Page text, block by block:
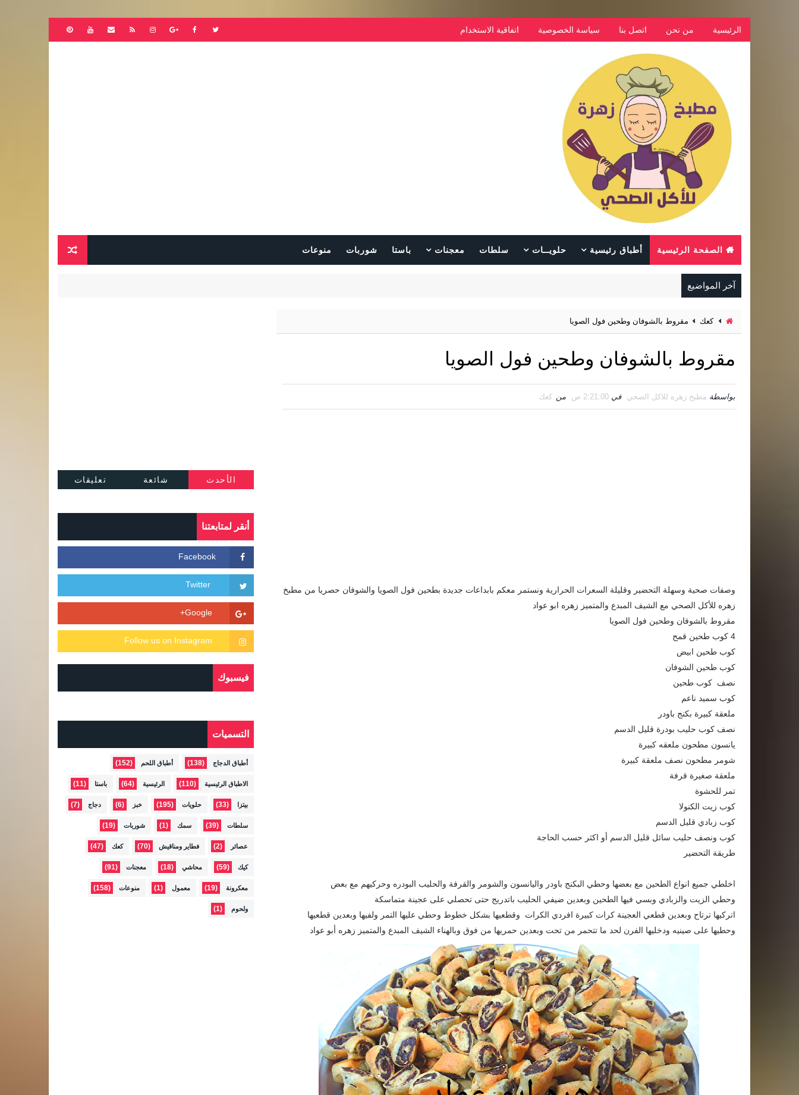
الرئيسية من نحن اتصل بنا سياسة الخصوصية اتفاقية الاستخدام
الصفحة الرئيسية أطباق رئيسية حلويــات سلطات معجنات باستا شوربات منوعات
آخر المواضيع
كعك مقروط بالشوفان وطحين فول الصويا
مقروط بالشوفان وطحين فول الصويا
بواسطة مطبخ زهره للاكل الصحي في 2:21:00 ص من كعك
وصفات صحية وسهلة التحضير وقليلة السعرات الحرارية ونستمر معكم بابداعات جديدة بطحين فول الصويا والشوفان حصريا من مطبخ
زهره للأكل الصحي مع الشيف المبدع والمتميز زهره ابو عواد
مقروط بالشوفان وطحين فول الصويا
4 كوب طحين قمح
كوب طحين ابيض
كوب طحين الشوفان
نصف كوب طحين
كوب سميد ناعم
ملعقة كبيرة بكنج باودر
نصف كوب حليب بودرة قليل الدسم
يانسون مطحون ملعقه كبيرة
شومر مطحون نصف ملعقة كبيرة
ملعقة صغيرة قرفة
تمر للحشوة
كوب زيت الكنولا
كوب زبادي قليل الدسم
كوب ونصف حليب سائل قليل الدسم أو اكثر حسب الحاجة
طريقة التحضير
اخلطي جميع انواع الطحين مع بعضها وحطي البكنج باودر واليانسون والشومر والقرفة والحليب البودره وحركيهم مع بعض
وحطي الزيت والزبادي وبسي فيها الطحين وبعدين ضيفي الحليب باتدريج حتى تحصلي على عجينة متماسكة
اتركيها ترتاح وبعدين قطعي العجينة كرات كبيرة افردي الكرات وقطعيها بشكل خطوط وحطي عليها التمر ولفيها وبعدين قطعيها
وحطيها على صينيه ودخليها الفرن لحد ما تتحمر من تحت وبعدين حمريها من فوق وبالهناء الشيف المبدع والمتميز زهره أبو عواد
الأحدث شائعة تعليقات
أنقر لمتابعتنا
فيسبوك
التسميات
أطباق الدجاج (138) أطباق اللحم (152)
الاطباق الرئيسية (110) الرئيسية (64) باستا (11)
بيتزا (33) حلويات (195) خبز (6) دجاج (7)
سلطات (39) سمك (1) شوربات (19)
عصائر (2) فطاير ومناقيش (70) كعك (47)
كيك (59) محاشي (18) معجنات (91)
معكرونة (19) معمول (1) منوعات (158)
ولحوم (1)